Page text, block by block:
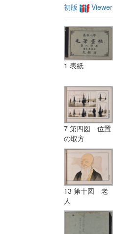
初版 Viewer
1 表紙
7 第四図 位置
の取方
13 第十図 老
人